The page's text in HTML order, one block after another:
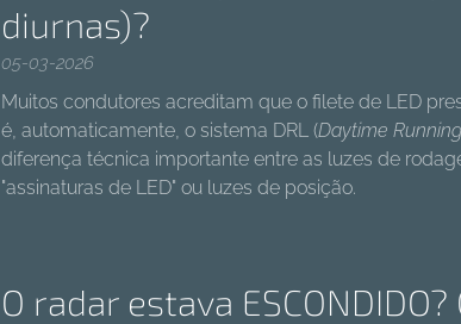
diurnas)?
05-03-2026
Muitos condutores acreditam que o filete de LED
é, automaticamente, o sistema DRL (Daytime
diferença técnica importante entre as luzes de
"assinaturas de LED" ou luzes de posição.
O radar estava